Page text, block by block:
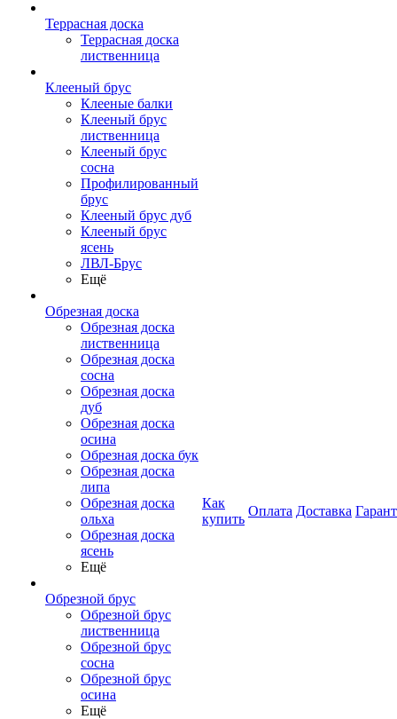
Террасная доска
Террасная доска
лиственница
Клееный брус
Клееные балки
Клееный брус
лиственница
Клееный брус
сосна
Профилированный
брус
Клееный брус дуб
Клееный брус
ясень
ЛВЛ-Брус
Ещё
Обрезная доска
Обрезная доска
лиственница
Обрезная доска
сосна
Обрезная доска
дуб
Обрезная доска
осина
Обрезная доска бук
Обрезная доска
липа
Обрезная доска
ольха
Обрезная доска
ясень
Ещё
Обрезной брус
Обрезной брус
лиственница
Обрезной брус
сосна
Обрезной брус
осина
Ещё
Как
купить
Оплата Доставка